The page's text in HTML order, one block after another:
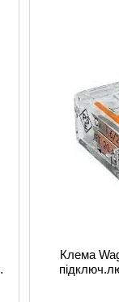
Клема